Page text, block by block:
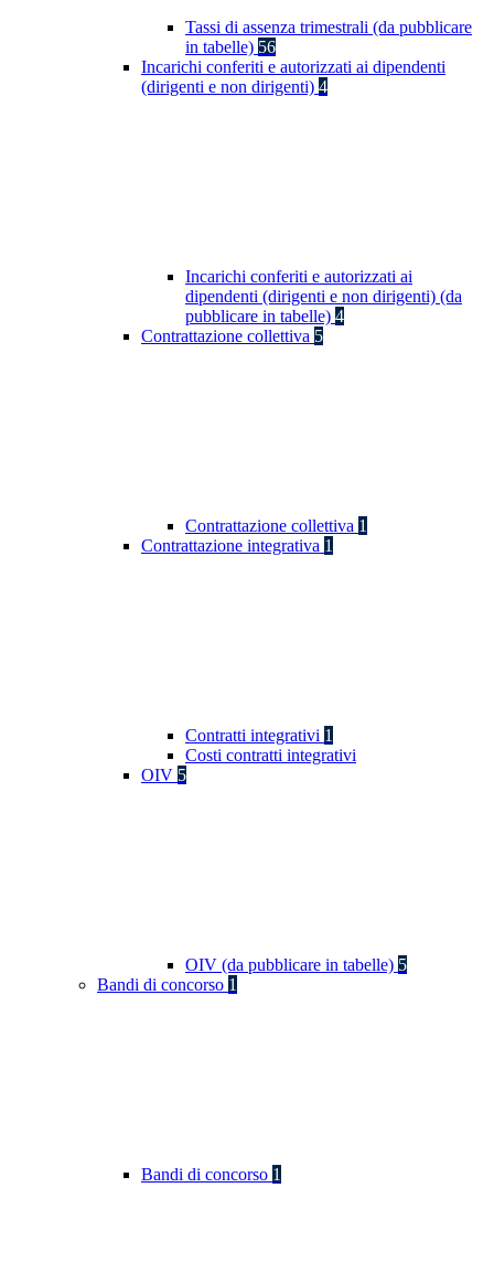
Tassi di assenza trimestrali (da pubblicare
in tabelle) 56
Incarichi conferiti e autorizzati ai dipendenti
(dirigenti e non dirigenti) 4
Incarichi conferiti e autorizzati ai
dipendenti (dirigenti e non dirigenti) (da
pubblicare in tabelle) 4
Contrattazione collettiva 5
Contrattazione collettiva 1
Contrattazione integrativa 1
Contratti integrativi 1
Costi contratti integrativi
OIV 5
OIV (da pubblicare in tabelle) 5
Bandi di concorso 1
Bandi di concorso 1